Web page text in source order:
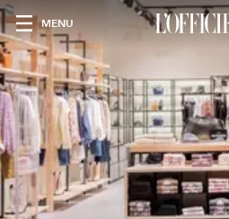
MENU